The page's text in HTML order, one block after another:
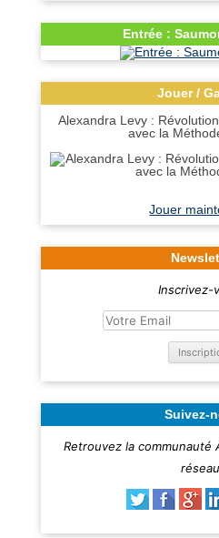
Entrée :
Jouer /
Alexandra Levy :
avec la
Jouer
Inscrivez-
Suivez-
Retrouvez la communauté